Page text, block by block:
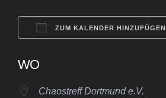
ZUM KALENDER HINZUFÜGEN
WO
Chaostreff Dortmund e.V.